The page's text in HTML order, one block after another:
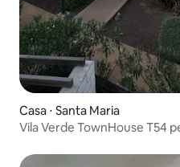
Casa ⋅ Santa Maria
Vila Verde TownHouse T54